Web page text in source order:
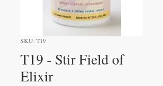
SKU: T19
T19 - Stir Field of
Elixir